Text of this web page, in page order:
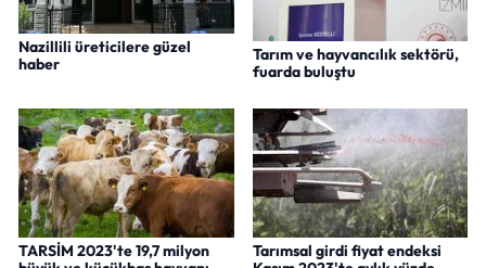
Nazillili üreticilere güzel
haber
Tarım ve hayvancılık sektörü,
fuarda buluştu
TARSİM 2023'te 19,7 milyon
Tarımsal girdi fiyat endeksi